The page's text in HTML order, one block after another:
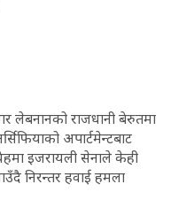
लेबनानको राजधानी बेरुतमा
अपार्टमेन्टबाट
इजरायली सेनाले केही
निरन्तर हवाई हमला